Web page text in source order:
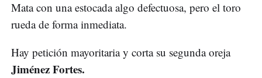
Mata con una estocada algo defectuosa, pero el toro
rueda de forma inmediata.
Hay petición mayoritaria y corta su segunda oreja
Jiménez Fortes.